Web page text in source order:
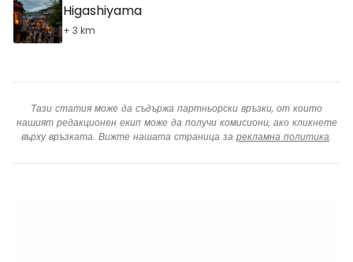
Higashiyama
+ 3 km
Тази статия може да съдържа партньорски връзки, от които
нашият редакционен екип може да получи комисиони, ако кликнете
върху връзката. Вижте нашата страница за рекламна политика.